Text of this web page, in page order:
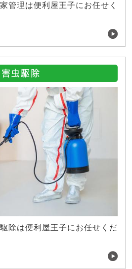
管理は便利屋王子にお任せく
害虫駆除
除は便利屋王子にお任せくだ